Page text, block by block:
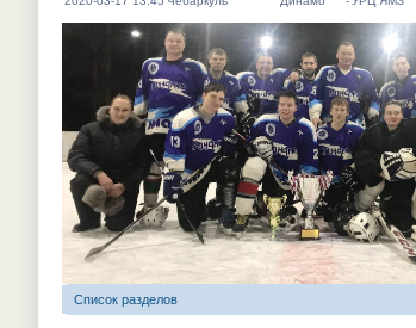
Список разделов